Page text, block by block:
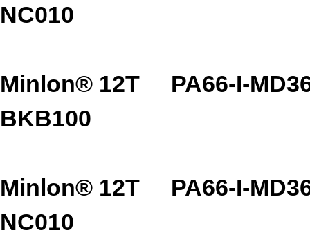
NC010
Minlon® 12T
BKB100
PA66-I-
Minlon® 12T
NC010
PA66-I-